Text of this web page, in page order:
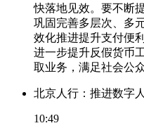
快落地见效。要不断
巩固完善多层次、多
效化推进提升支付便
进一步提升反假货币
取业务，满足社会公
北京人行：推进数字
10:49